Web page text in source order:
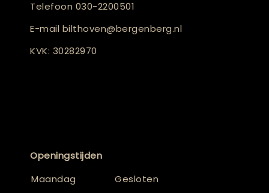
Telefoon 030-2200501
E-mail bilthoven@bergenberg.nl
KVK: 30282970
Openingstijden
Maandag
Gesloten